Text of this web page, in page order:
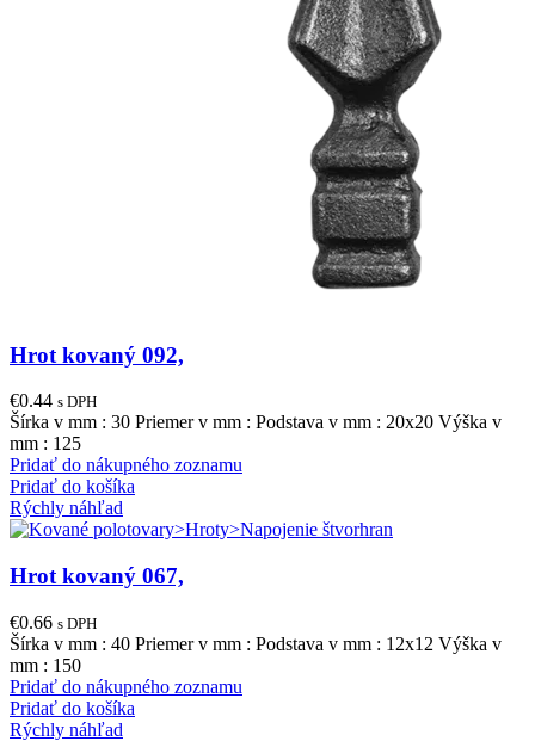
Hrot kovaný 092,
€0.44 s DPH
Šírka v mm : 30 Priemer v mm : Podstava v mm : 20x20 Výška v
mm : 125
Pridať do nákupného zoznamu
Pridať do košíka
Rýchly náhľad
Hrot kovaný 067,
€0.66 s DPH
Šírka v mm : 40 Priemer v mm : Podstava v mm : 12x12 Výška v
mm : 150
Pridať do nákupného zoznamu
Pridať do košíka
Rýchly náhľad